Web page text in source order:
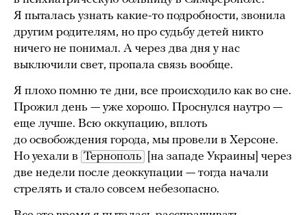
Я пыталась узнать какие-то подробности, звонила
другим родителям, но про судьбу детей никто
ничего не понимал. А через два дня у нас
выключили свет, пропала связь вообще.
Я плохо помню те дни, все происходило как во сне.
Прожил день — уже хорошо. Проснулся наутро —
еще лучше. Всю оккупацию, вплоть
до освобождения города, мы провели в Херсоне.
Но уехали в Тернополь
[на западе Украины] через
две недели после деоккупации — тогда начали
стрелять и стало совсем небезопасно.